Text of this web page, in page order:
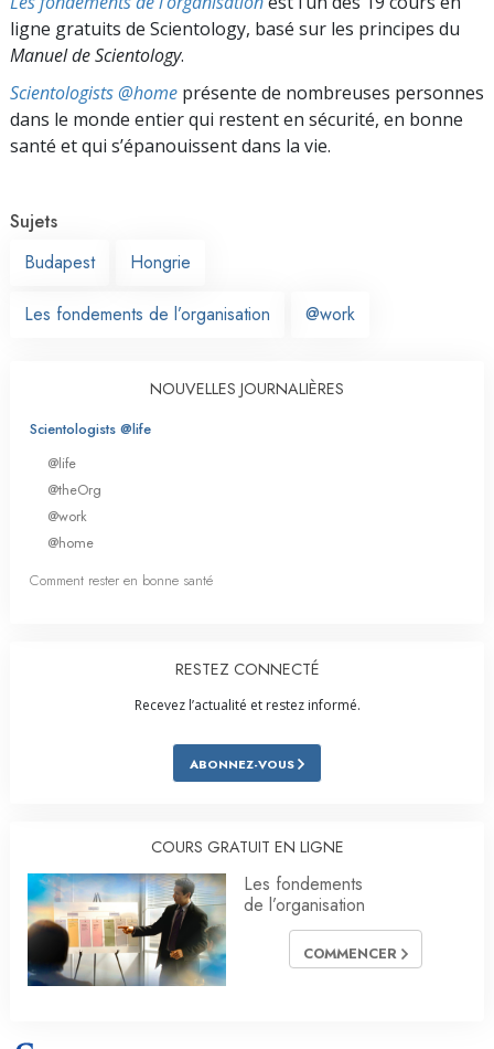
ligne gratuits de Scientology, basé sur les principes du
Manuel de Scientology.
Scientologists @home présente de nombreuses personnes
dans le monde entier qui restent en sécurité, en bonne
santé et qui s’épanouissent dans la vie.
Sujets
Budapest
Hongrie
Les fondements de l’organisation @work
NOUVELLES JOURNALIÈRES
Scientologists @life
@life
@theOrg
@work
@home
Comment rester en bonne santé
RESTEZ CONNECTÉ
Recevez l’actualité et restez informé.
ABONNEZ-VOUS
COURS GRATUIT EN LIGNE
Les fondements
de l’organisation
COMMENCER